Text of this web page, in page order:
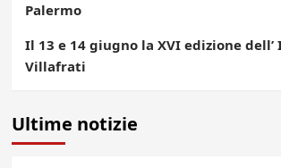
Palermo
Il 13 e 14 giugno la XVI edizione
Villafrati
Ultime notizie